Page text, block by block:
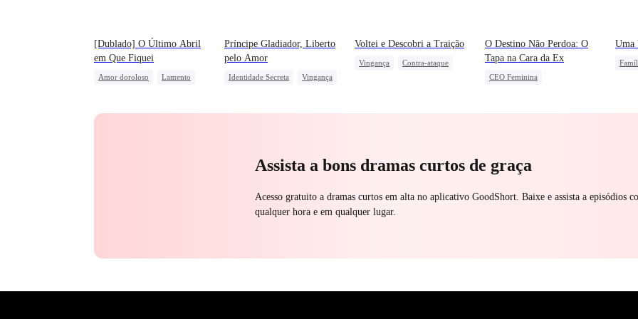
[Dublado] O Último Abril
em Que Fiquei
Amor doroloso
Lamento
Príncipe Gladiador, Liberto
pelo Amor
Identidade Secreta
Vingança
Voltei e Descobri a Traição
Vingança
Contra-ataque
O Destino Não Perdoa: O
Tapa na Cara da Ex
CEO Feminina
Uma
Assista a bons dramas curtos de graça
Acesso gratuito a dramas curtos em alta no aplicativo GoodShort. Baixe e assista a episódios
qualquer hora e em qualquer lugar.